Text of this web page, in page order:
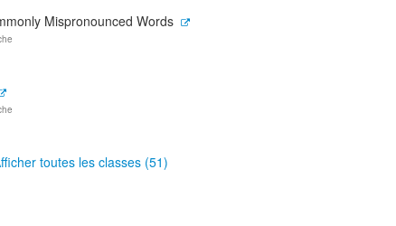
Mispronounced Words
toutes les classes (51)